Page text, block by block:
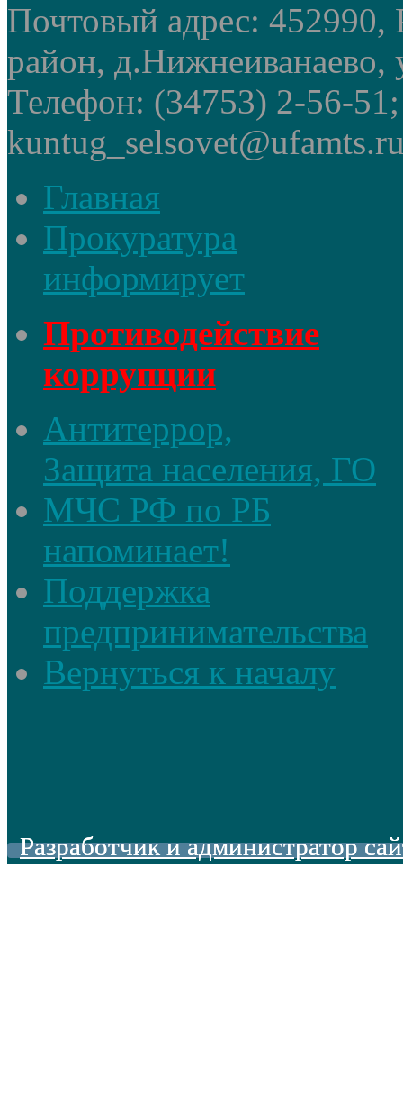
Почтовый адрес: 452990,
район, д.Нижнеиванаево,
Телефон: (34753) 2-56-
Главная
Прокуратура
информирует
Противодействие
коррупции
Антитеррор,
Защита населения, ГО
МЧС РФ по РБ
напоминает!
Поддержка
предпринимательства
Вернуться к началу
Разработчик и администратор